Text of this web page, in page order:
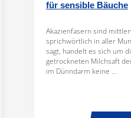
für sensible Bäuche
Akazienfasern sind
sprichwörtlich in aller
sagt, handelt es sich um
getrockneten Milchsaft
im Dünndarm keine ...